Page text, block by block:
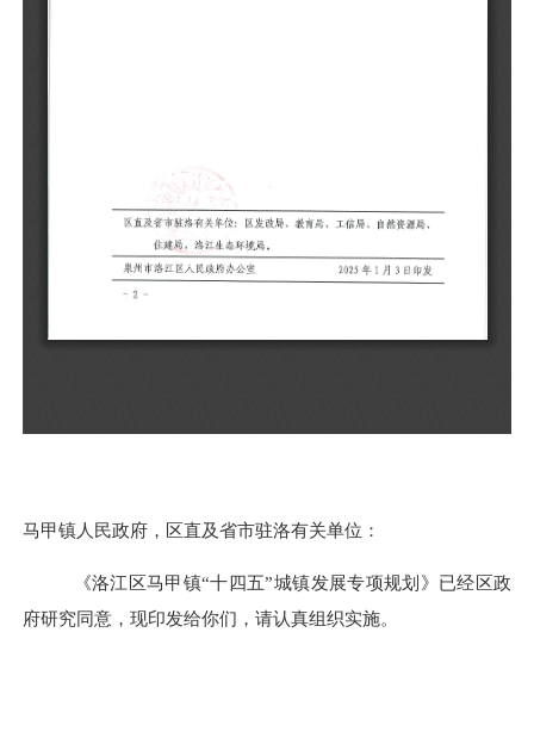
马甲镇人民政府，区直及省市驻洛有关单位：
《洛江区马甲镇“十四五”城镇发展专项规划》已经区政
府研究同意，现印发给你们，请认真组织实施。